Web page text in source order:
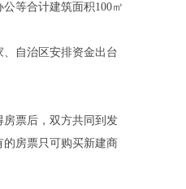
等合计建筑面积100㎡
自治区安排资金出台
票后，双方共同到发
房票只可购买新建商